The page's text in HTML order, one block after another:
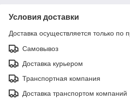
Условия доставки
Доставка осуществляется только по
Самовывоз
Доставка курьером
Транспортная компания
Доставка транспортом компаний